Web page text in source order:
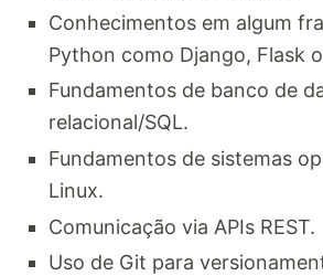
Conhecimentos em algum
Python como Django, Flask
Fundamentos de banco de
relacional/SQL.
Fundamentos de sistemas
Linux.
Comunicação via APIs REST.
Uso de Git para